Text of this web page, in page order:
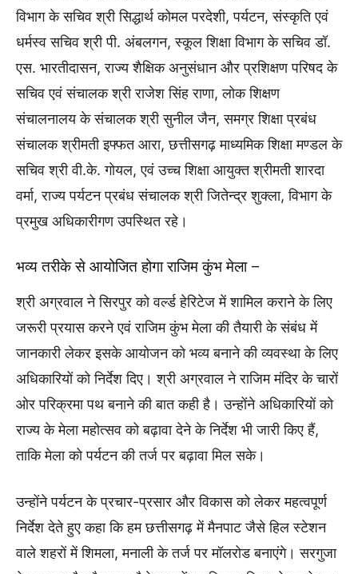
विभाग के सचिव श्री सिद्धार्थ कोमल परदेशी, पर्यटन, संस्कृति एवं
धर्मस्व सचिव श्री पी. अंबलगन, स्कूल शिक्षा विभाग के सचिव डॉ.
एस. भारतीदासन, राज्य शैक्षिक अनुसंधान और प्रशिक्षण परिषद के
सचिव एवं संचालक श्री राजेश सिंह राणा, लोक शिक्षण
संचालनालय के संचालक श्री सुनील जैन, समग्र शिक्षा प्रबंध
संचालक श्रीमती इफ्फत आरा, छत्तीसगढ़ माध्यमिक शिक्षा मण्डल के
सचिव श्री वी.के. गोयल, एवं उच्च शिक्षा आयुक्त श्रीमती शारदा
वर्मा, राज्य पर्यटन प्रबंध संचालक श्री जितेन्द्र शुक्ला, विभाग के
प्रमुख अधिकारीगण उपस्थित रहे।
भव्य तरीके से आयोजित होगा राजिम कुंभ मेला –
श्री अग्रवाल ने सिरपुर को वर्ल्ड हेरिटेज में शामिल कराने के लिए
जरूरी प्रयास करने एवं राजिम कुंभ मेला की तैयारी के संबंध में
जानकारी लेकर इसके आयोजन को भव्य बनाने की व्यवस्था के लिए
अधिकारियों को निर्देश दिए। श्री अग्रवाल ने राजिम मंदिर के चारों
ओर परिक्रमा पथ बनाने की बात कही है। उन्होंने अधिकारियों को
राज्य के मेला महोत्सव को बढ़ावा देने के निर्देश भी जारी किए हैं,
ताकि मेला को पर्यटन की तर्ज पर बढ़ावा मिल सके।
उन्होंने पर्यटन के प्रचार-प्रसार और विकास को लेकर महत्वपूर्ण
निर्देश देते हुए कहा कि हम छत्तीसगढ़ में मैनपाट जैसे हिल स्टेशन
वाले शहरों में शिमला, मनाली के तर्ज पर मॉलरोड बनाएंगे। सरगुजा